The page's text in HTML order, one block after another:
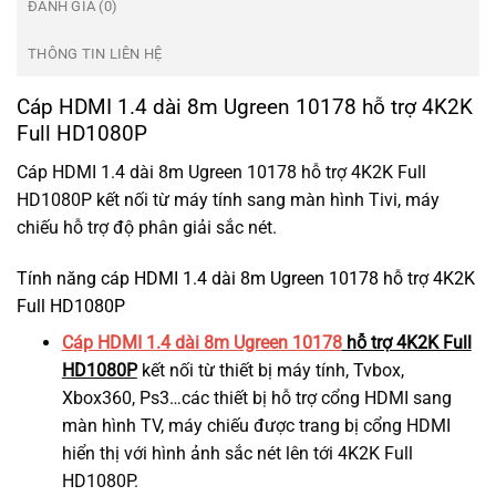
ĐÁNH GIÁ (0)
THÔNG TIN LIÊN HỆ
Cáp HDMI 1.4 dài 8m Ugreen 10178 hỗ trợ 4K2K
Full HD1080P
Cáp HDMI 1.4 dài 8m Ugreen 10178 hỗ trợ 4K2K Full
HD1080P kết nối từ máy tính sang màn hình Tivi, máy
chiếu hỗ trợ độ phân giải sắc nét.
Tính năng cáp HDMI 1.4 dài 8m Ugreen 10178 hỗ trợ 4K2K
Full HD1080P
Cáp HDMI 1.4 dài 8m Ugreen 10178hỗ trợ 4K2K Full
HD1080Pkết nối từ thiết bị máy tính, Tvbox,
Xbox360, Ps3…các thiết bị hỗ trợ cổng HDMI sang
màn hình TV, máy chiếu được trang bị cổng HDMI
hiển thị với hình ảnh sắc nét lên tới 4K2K Full
HD1080P.